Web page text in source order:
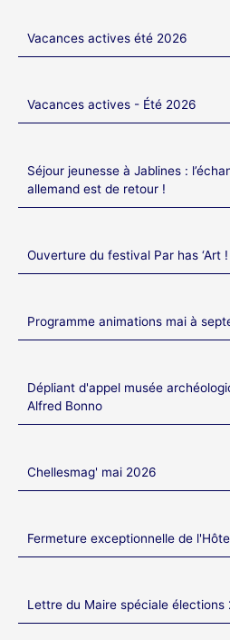
Vacances actives été 2026
Vacances actives - Été 2026
Séjour jeunesse à Jablines :
allemand est de retour !
Ouverture du festival Par has ‘Art !
Programme animations mai à
Dépliant d'appel musée
Alfred Bonno
Chellesmag' mai 2026
Fermeture exceptionnelle de
Lettre du Maire spéciale élections